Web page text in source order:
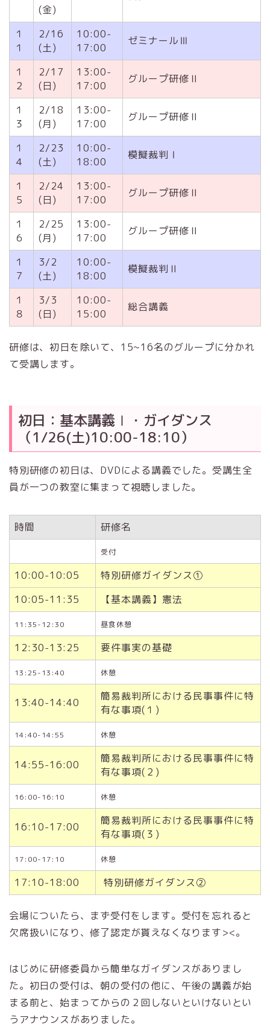
(金)
１
１
2/16
(土)
10:00-
17:00
ゼミナールⅢ
１
２
2/17
(日)
13:00-
17:00
グループ研修Ⅱ
１
３
2/18
(月)
13:00-
17:00
グループ研修Ⅱ
１
４
2/23
(土)
10:00-
18:00
模擬裁判Ⅰ
１
５
2/24
(日)
13:00-
17:00
グループ研修Ⅱ
１
６
2/25
(月)
13:00-
17:00
グループ研修Ⅱ
１
７
3/2
(土)
10:00-
18:00
模擬裁判Ⅱ
１
８
3/3
(日)
10:00-
15:00
総合講義
研修は、初日を除いて、15~16名のグループに分かれ
て受講します。
初日：基本講義Ⅰ・ガイダンス
（1/26(土)10:00-18:10）
特別研修の初日は、DVDによる講義でした。受講生全
員が一つの教室に集まって視聴しました。
時間 研修名
受付
10:00-10:05
特別研修ガイダンス①
10:05-11:35
【基本講義】憲法
11:35-12:30 昼食休憩
12:30-13:25 要件事実の基礎
13:25-13:40 休憩
13:40-14:40
簡易裁判所における民事事件に特
有な事項(１)
14:40-14:55 休憩
14:55-16:00
簡易裁判所における民事事件に特
有な事項(２)
16:00-16:10 休憩
16:10-17:00
簡易裁判所における民事事件に特
有な事項(３)
17:00-17:10 休憩
17:10-18:00 特別研修ガイダンス②
会場についたら、まず受付をします。受付を忘れると
欠席扱いになり、修了認定が貰えなくなります><。
はじめに研修委員から簡単なガイダンスがありまし
た。初日の受付は、朝の受付の他に、午後の講義が始
まる前と、始まってからの２回しないといけないとい
うアナウンスがありました。